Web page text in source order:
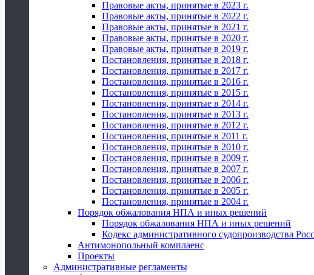
Правовые акты, принятые в 2023 г.
Правовые акты, принятые в 2022 г.
Правовые акты, принятые в 2021 г.
Правовые акты, принятые в 2020 г.
Правовые акты, принятые в 2019 г.
Постановления, принятые в 2018 г.
Постановления, принятые в 2017 г.
Постановления, принятые в 2016 г.
Постановления, принятые в 2015 г.
Постановления, принятые в 2014 г.
Постановления, принятые в 2013 г.
Постановления, принятые в 2012 г.
Постановления, принятые в 2011 г.
Постановления, принятые в 2010 г.
Постановления, принятые в 2009 г.
Постановления, принятые в 2007 г.
Постановления, принятые в 2006 г.
Постановления, принятые в 2005 г.
Постановления, принятые в 2004 г.
Порядок обжалования НПА и иных решений
Порядок обжалования НПА и иных решений
Кодекс административного судопроизводства
Антимонопольный комплаенс
Проекты
Административные регламенты